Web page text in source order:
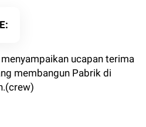
ucapan terima
membangun Pabrik di